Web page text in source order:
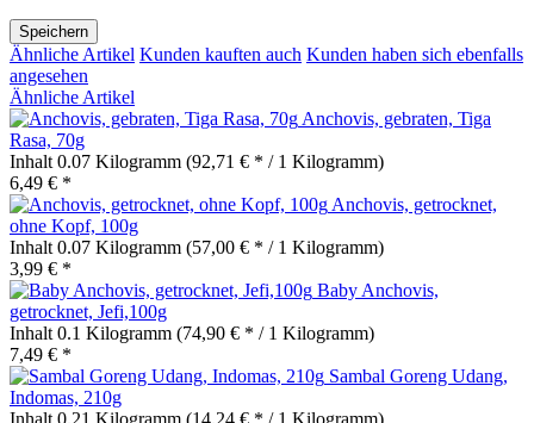
Speichern
Ähnliche Artikel Kunden kauften auch Kunden haben sich ebenfalls
angesehen
Ähnliche Artikel
Anchovis, gebraten, Tiga
Rasa, 70g
Inhalt 0.07 Kilogramm (92,71 € * / 1 Kilogramm)
6,49 € *
Anchovis, getrocknet,
ohne Kopf, 100g
Inhalt 0.07 Kilogramm (57,00 € * / 1 Kilogramm)
3,99 € *
Baby Anchovis,
getrocknet, Jefi,100g
Inhalt 0.1 Kilogramm (74,90 € * / 1 Kilogramm)
7,49 € *
Sambal Goreng Udang,
Indomas, 210g
Inhalt 0.21 Kilogramm (14,24 € * / 1 Kilogramm)